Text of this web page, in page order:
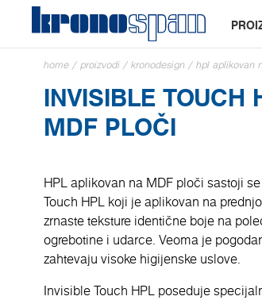
home / proizvodi / kronodesign / hpl aplikovan
INVISIBLE TOUCH
MDF PLOČI
HPL aplikovan na MDF ploči sastoji
Touch HPL koji je aplikovan na
zrnaste teksture identične boje na
ogrebotine i udarce. Veoma je
zahtevaju visoke higijenske uslove.
Invisible Touch HPL poseduje